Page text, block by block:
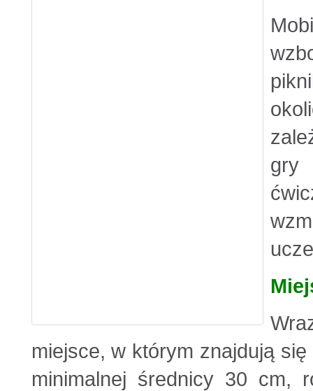
gry
miejsce, w którym znajdują
minimalnej średnicy 30 cm,